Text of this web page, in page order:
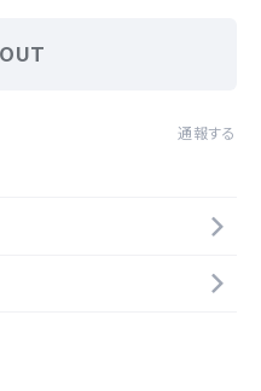
通報する